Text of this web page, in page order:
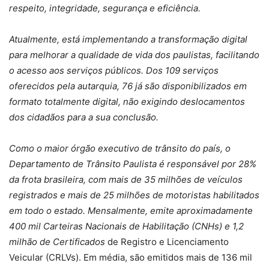
respeito, integridade, segurança e eficiência.
Atualmente, está implementando a transformação digital
para melhorar a qualidade de vida dos paulistas, facilitando
o acesso aos serviços públicos. Dos 109 serviços
oferecidos pela autarquia, 76 já são disponibilizados em
formato totalmente digital, não exigindo deslocamentos
dos cidadãos para a sua conclusão.
Como o maior órgão executivo de trânsito do país, o
Departamento de Trânsito Paulista é responsável por 28%
da frota brasileira, com mais de 35 milhões de veículos
registrados e mais de 25 milhões de motoristas habilitados
em todo o estado. Mensalmente, emite aproximadamente
400 mil Carteiras Nacionais de Habilitação (CNHs) e 1,2
milhão de Certificados de Registro e Licenciamento
Veicular (CRLVs). Em média, são emitidos mais de 136 mil